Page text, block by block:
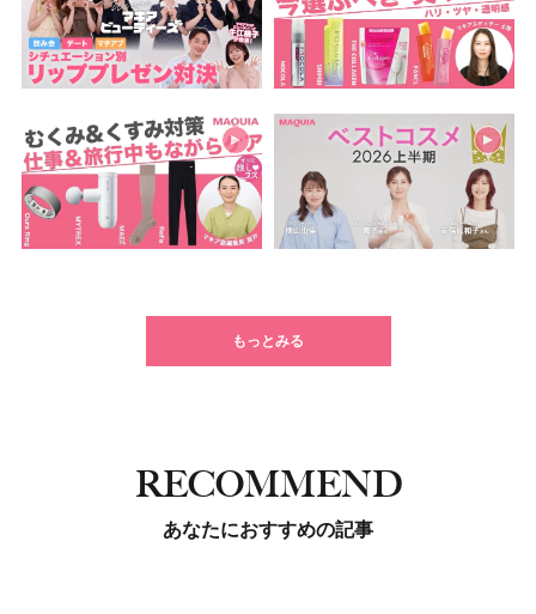
もっとみる
RECOMMEND
あなたにおすすめの記事